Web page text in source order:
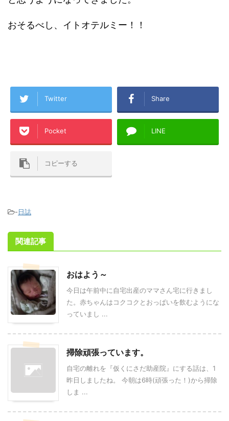
おそるべし、イトオテルミー！！
Twitter Share
Pocket LINE
コピーする
-日誌
関連記事
おはよう～
今日は午前中に自宅出産のママさん宅に行きまし
た。赤ちゃんはコクコクとおっぱいを飲むようにな
っていまし ...
掃除頑張っています。
自宅の離れを『仮くにさだ助産院』にする話は、1
昨日しましたね。 今朝は6時(頑張った！)から掃除
しま ...